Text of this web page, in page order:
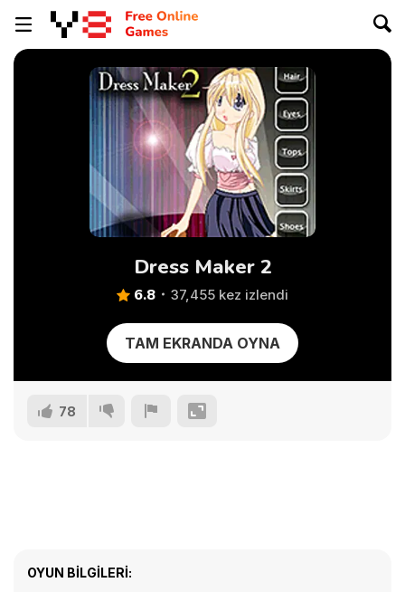
Dress Maker 2
6.8 37,455 kez izlendi
TAM EKRANDA OYNA
78
OYUN BILGILERI: